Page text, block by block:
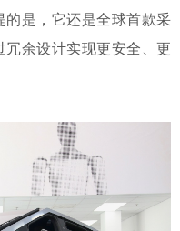
是，它还是全球首款采
冗余设计实现更安全、更